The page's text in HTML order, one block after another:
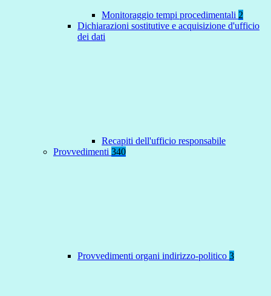
Monitoraggio tempi procedimentali 2
Dichiarazioni sostitutive e acquisizione d'ufficio
dei dati
Recapiti dell'ufficio responsabile
Provvedimenti 340
Provvedimenti organi indirizzo-politico 3